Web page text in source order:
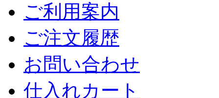
ご利用案内
ご注文履歴
お問い合わせ
仕入れカート